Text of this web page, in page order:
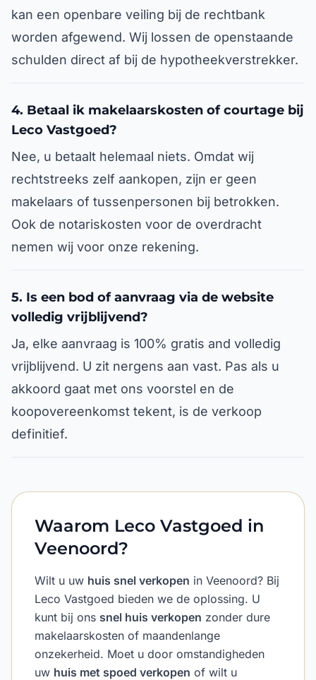
kan een openbare veiling bij de rechtbank
worden afgewend. Wij lossen de openstaande
schulden direct af bij de hypotheekverstrekker.
4. Betaal ik makelaarskosten of courtage bij
Leco Vastgoed?
Nee, u betaalt helemaal niets. Omdat wij
rechtstreeks zelf aankopen, zijn er geen
makelaars of tussenpersonen bij betrokken.
Ook de notariskosten voor de overdracht
nemen wij voor onze rekening.
5. Is een bod of aanvraag via de website
volledig vrijblijvend?
Ja, elke aanvraag is 100% gratis and volledig
vrijblijvend. U zit nergens aan vast. Pas als u
akkoord gaat met ons voorstel en de
koopovereenkomst tekent, is de verkoop
definitief.
Waarom Leco Vastgoed in
Veenoord?
Wilt u uw huis snel verkopen in Veenoord? Bij
Leco Vastgoed bieden we de oplossing. U
kunt bij ons snel huis verkopen zonder dure
makelaarskosten of maandenlange
onzekerheid. Moet u door omstandigheden
uw huis met spoed verkopen of wilt u